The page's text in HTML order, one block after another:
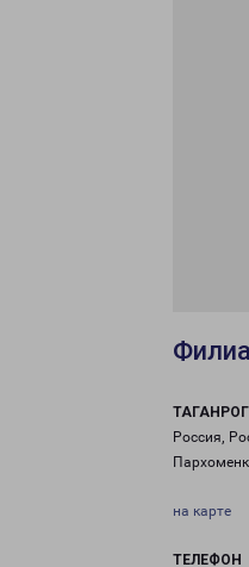
Россия,
на карте
ТЕЛЕФОН